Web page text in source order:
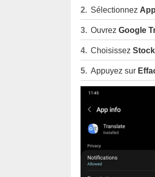
Sélectionnez
Ouvrez Google
Choisissez
Appuyez sur